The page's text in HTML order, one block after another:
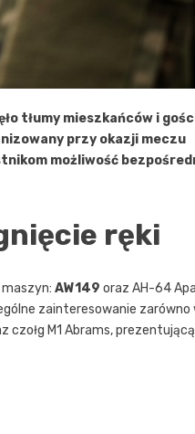
tłumy mieszkańców i
przy okazji meczu
możliwość
ręki
AW149 oraz AH-64
zainteresowanie zarówno
czołg M1 Abrams,